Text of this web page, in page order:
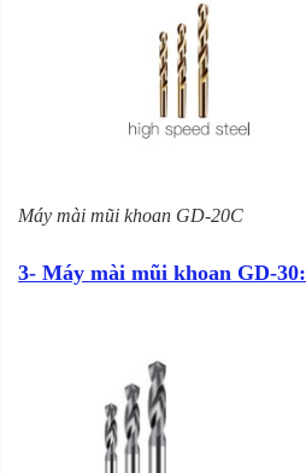
Máy mài mũi khoan GD-20C
3- Máy mài mũi khoan GD-30: